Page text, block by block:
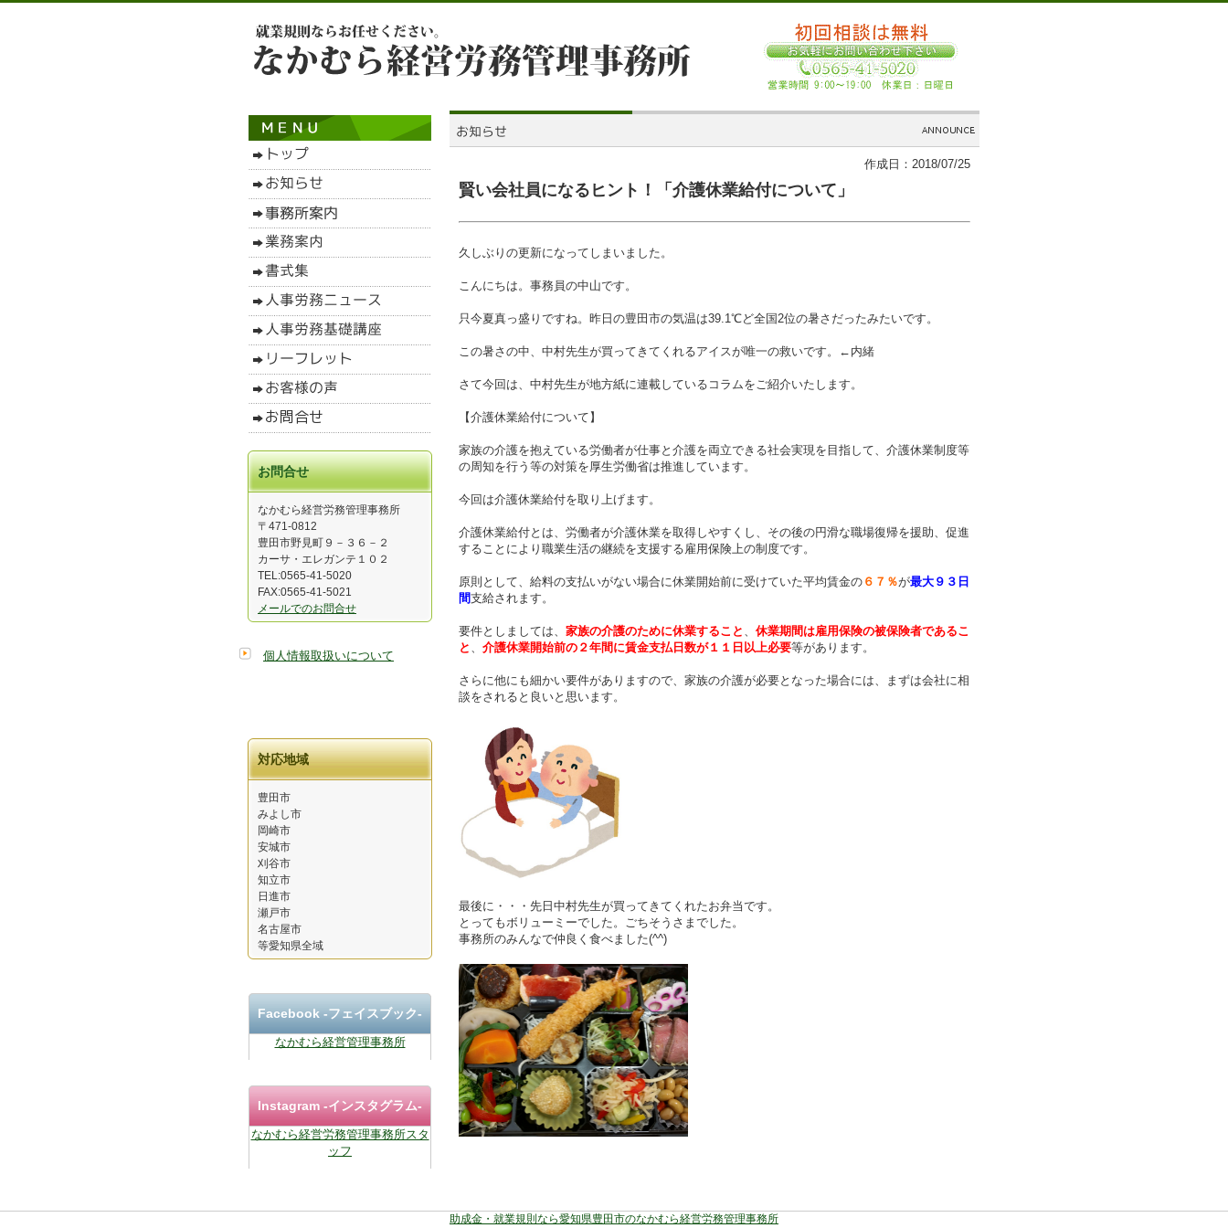
作成日：2018/07/25
賢い会社員になるヒント！「介護休業給付について」
久しぶりの更新になってしまいました。
こんにちは。事務員の中山です。
只今夏真っ盛りですね。昨日の豊田市の気温は39.1℃ど全国2位の暑さだったみたいです。
この暑さの中、中村先生が買ってきてくれるアイスが唯一の救いです。←内緒
さて今回は、中村先生が地方紙に連載しているコラムをご紹介いたします。
【介護休業給付について】
家族の介護を抱えている労働者が仕事と介護を両立できる社会実現を目指して、介護休業制度等
の周知を行う等の対策を厚生労働省は推進しています。
今回は介護休業給付を取り上げます。
介護休業給付とは、労働者が介護休業を取得しやすくし、その後の円滑な職場復帰を援助、促進
することにより職業生活の継続を支援する雇用保険上の制度です。
原則として、給料の支払いがない場合に休業開始前に受けていた平均賃金の ６７％が最大９３日
間支給されます。
要件としましては、 家族の介護のために休業すること 、 休業期間は雇用保険の被保険者であるこ
と 、 介護休業開始前の２年間に賃金支払日数が１１日以上必要等があります。
さらに他にも細かい要件がありますので、家族の介護が必要となった場合には、まずは会社に相
談をされると良いと思います。
最後に・・・先日中村先生が買ってきてくれたお弁当です。
とってもボリューミーでした。ごちそうさまでした。
事務所のみんなで仲良く食べました(^^)
お問合せ
なかむら経営労務管理事務所
〒471-0812
豊田市野見町９－３６－２
カーサ・エレガンテ１０２
TEL:0565-41-5020
FAX:0565-41-5021
メールでのお問合せ
個人情報取扱いについて
対応地域
豊田市
みよし市
岡崎市
安城市
刈谷市
知立市
日進市
瀬戸市
名古屋市
等愛知県全域
Facebook ‐フェイスブック-
なかむら経営管理事務所
Instagram-インスタグラム-
なかむら経営労務管理事務所スタ
ッフ
助成金・就業規則なら愛知県豊田市のなかむら経営労務管理事務所